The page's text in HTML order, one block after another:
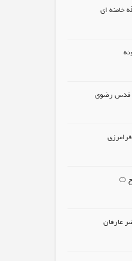
خامنه ای
قدس رضوی
🍊
عارفان